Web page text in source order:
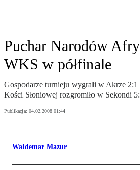
Puchar Narodów
WKS w półfinale
Gospodarze turnieju wygrali w Akrze 2:1
Kości Słoniowej rozgromiło w Sekondi
Publikacja: 04.02.2008 01:44
Waldemar Mazur